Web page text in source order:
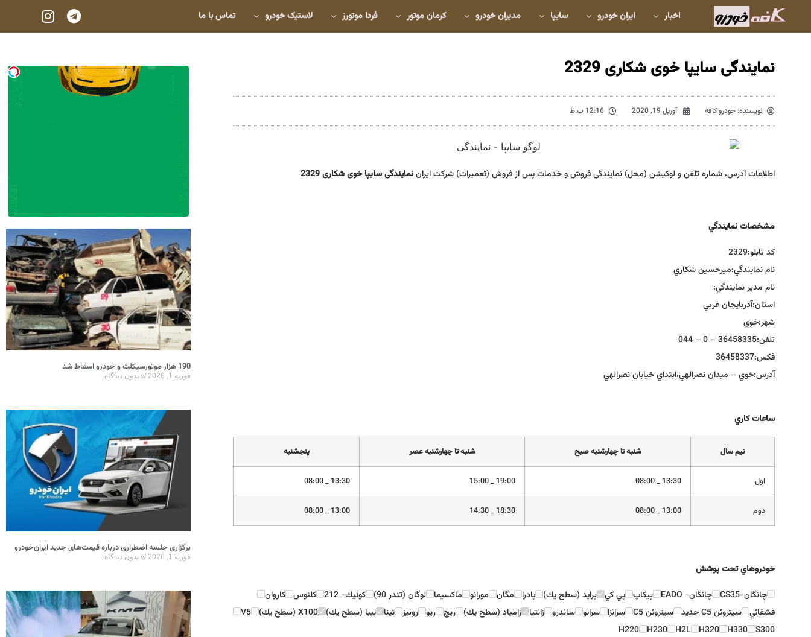
اخبار ایران خودرو سایپا مدیران خودرو کرمان موتور فردا موتورز لاستیک خودرو تماس با ما
نمایندگی سایپا خوی شکاری 2329
نویسنده: خودرو کافه آوریل 19, 2020 12:16 ب.ظ
اطلاعات آدرس، شماره تلفن و لوکیشن (محل) نمایندگی فروش و خدمات پس از فروش (تعمیرات) شرکت ایراننمایندگی سایپا خوی شکاری 2329
مشخصات نمايندگي
كد تابلو:2329
نام نمايندگي:ميرحسين شكاري
نام مدير نمايندگي:
استان:آذربايجان غربي
شهر:خوي
تلفن:36458335 – 0 – 044
فكس:36458337
آدرس:خوي – ميدان نصرالهي،ابتداي خيابان نصرالهي
ساعات كاري
نيم سال شنبه تا چهارشنبه صبح شنبه تا چهارشنبه عصر پنجشنبه
اول 13:30 _ 08:00
19:00 _ 15:00
13:30 _ 08:00
دوم 13:00 _ 08:00
18:30 _ 14:30
13:00 _ 08:00
خودروهاي تحت پوشش
چانگان-CS35
چانگان- EADO پيكاپ پي كي پرايد (سطح يك) پادرا مگان مورانو ماكسيما لوگان (تندر 90) كوئيك- 212 كلئوس كاروان
قشقائي سيتروئن C5 جديد سيتروئن C5 سرانزا سراتو ساندرو زانتيا زامياد (سطح يك) ريچ ريو رونيز تينا تيبا (سطح يك) X100 (سطح يك)
V5
S300
H330
H320
H2L
H230
H220
190 هزار موتورسیکلت و خودرو اسقاط شد
فوریه 1, 2026 بدون دیدگاه
برگزاری جلسه اضطراری درباره قیمت‌های جدید ایران‌خودرو
فوریه 1, 2026 بدون دیدگاه